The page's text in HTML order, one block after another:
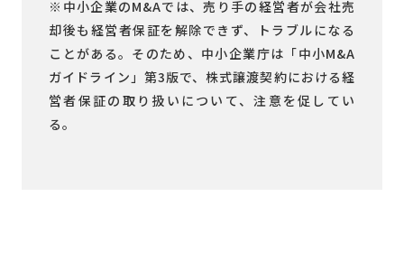
※中小企業のM&Aでは、売り手の経営者が会社売
却後も経営者保証を解除できず、トラブルになる
ことがある。そのため、中小企業庁は「中小M&A
ガイドライン」第3版で、株式譲渡契約における経
営者保証の取り扱いについて、注意を促してい
る。